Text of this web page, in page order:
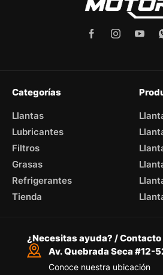
Categorías
Llantas
Lubricantes
Filtros
Grasas
Refrigerantes
Tienda
¿Necesitas ayuda? /
Av. Quebrada Seca #12-
Conoce nuestra ubicación